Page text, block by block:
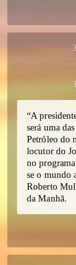
“A
será uma
Petróleo do
locutor do
no
se o mundo
Roberto
da Manhã.